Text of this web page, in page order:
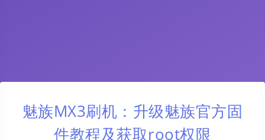
魅族MX3刷机：升级魅族官方固
件教程及获取root权限